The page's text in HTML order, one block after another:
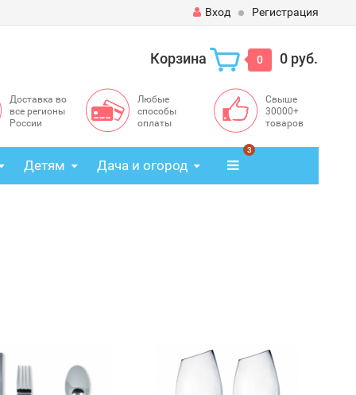
Вход Регистрация
Корзина 0 0 руб.
Доставка во
все регионы
России
Любые
способы
оплаты
Свыше
30000+
товаров
Детям Дача и огород
3